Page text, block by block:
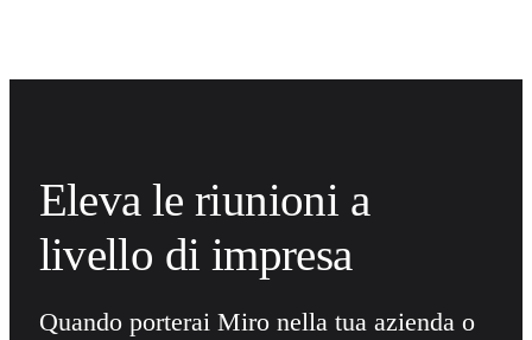
Eleva le riunioni a
livello di impresa
Quando porterai Miro nella tua azienda o